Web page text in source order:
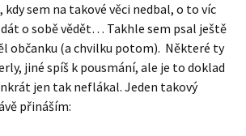
kdy sem na takové věci nedbal, o to víc
o sobě vědět… Takhle sem psal ještě
občanku (a chvilku potom). Některé ty
jiné spíš k pousmání, ale je to doklad
jen tak neflákal. Jeden takový
přináším: